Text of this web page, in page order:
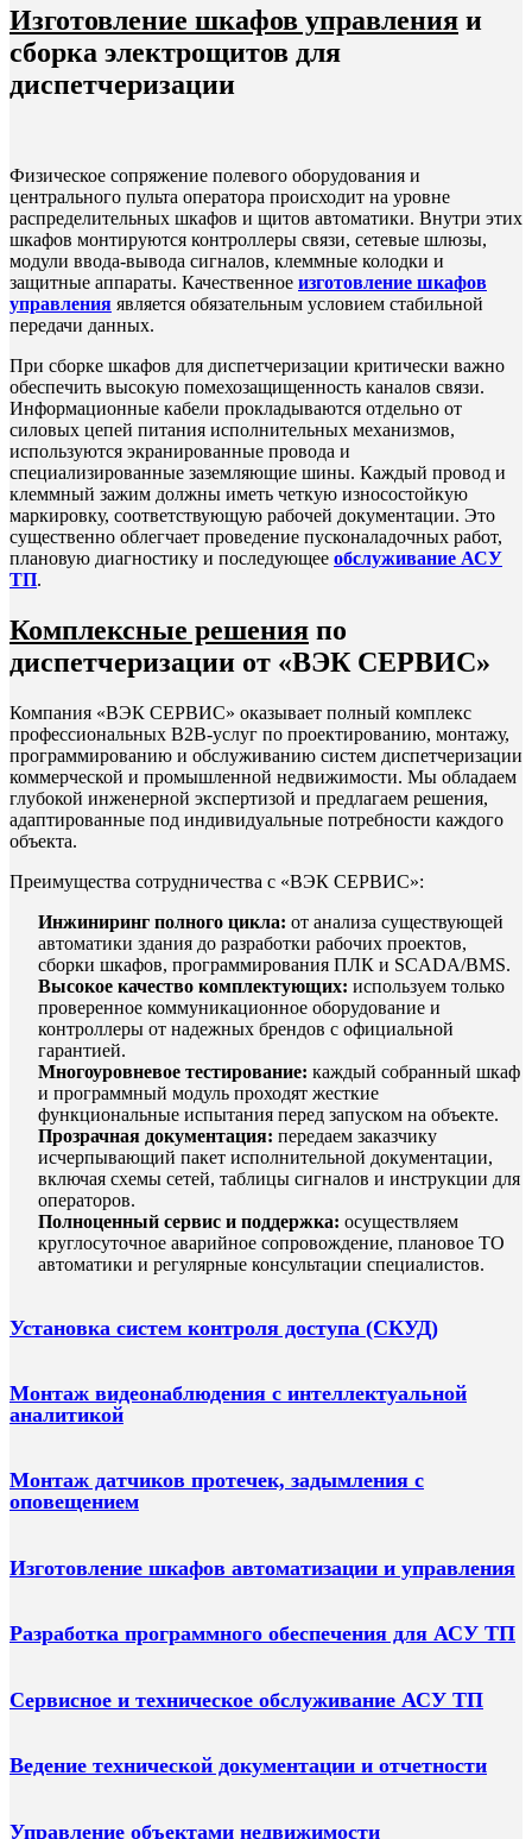
Изготовление шкафов управления и
сборка электрощитов для
диспетчеризации
Физическое сопряжение полевого оборудования и
центрального пульта оператора происходит на уровне
распределительных шкафов и щитов автоматики. Внутри этих
шкафов монтируются контроллеры связи, сетевые шлюзы,
модули ввода-вывода сигналов, клеммные колодки и
защитные аппараты. Качественное изготовление шкафов
управления является обязательным условием стабильной
передачи данных.
При сборке шкафов для диспетчеризации критически важно
обеспечить высокую помехозащищенность каналов связи.
Информационные кабели прокладываются отдельно от
силовых цепей питания исполнительных механизмов,
используются экранированные провода и
специализированные заземляющие шины. Каждый провод и
клеммный зажим должны иметь четкую износостойкую
маркировку, соответствующую рабочей документации. Это
существенно облегчает проведение пусконаладочных работ,
плановую диагностику и последующее обслуживание АСУ
ТП.
Комплексные решения по
диспетчеризации от «ВЭК СЕРВИС»
Компания «ВЭК СЕРВИС» оказывает полный комплекс
профессиональных B2B-услуг по проектированию, монтажу,
программированию и обслуживанию систем диспетчеризации
коммерческой и промышленной недвижимости. Мы обладаем
глубокой инженерной экспертизой и предлагаем решения,
адаптированные под индивидуальные потребности каждого
объекта.
Преимущества сотрудничества с «ВЭК СЕРВИС»:
Инжиниринг полного цикла: от анализа существующей
автоматики здания до разработки рабочих проектов,
сборки шкафов, программирования ПЛК и SCADA/BMS.
Высокое качество комплектующих: используем только
проверенное коммуникационное оборудование и
контроллеры от надежных брендов с официальной
гарантией.
Многоуровневое тестирование: каждый собранный шкаф
и программный модуль проходят жесткие
функциональные испытания перед запуском на объекте.
Прозрачная документация: передаем заказчику
исчерпывающий пакет исполнительной документации,
включая схемы сетей, таблицы сигналов и инструкции для
операторов.
Полноценный сервис и поддержка: осуществляем
круглосуточное аварийное сопровождение, плановое ТО
автоматики и регулярные консультации специалистов.
Установка систем контроля доступа (СКУД)
Монтаж видеонаблюдения с интеллектуальной
аналитикой
Монтаж датчиков протечек, задымления с
оповещением
Изготовление шкафов автоматизации и управления
Разработка программного обеспечения для АСУ ТП
Сервисное и техническое обслуживание АСУ ТП
Ведение технической документации и отчетности
Управление объектами недвижимости